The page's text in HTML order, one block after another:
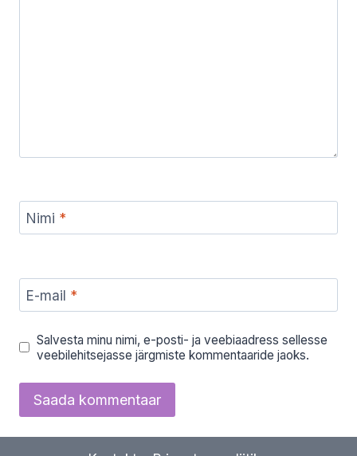
Nimi *
E-mail *
Salvesta minu nimi, e-posti- ja veebiaadress sellesse
veebilehitsejasse järgmiste kommentaaride jaoks.